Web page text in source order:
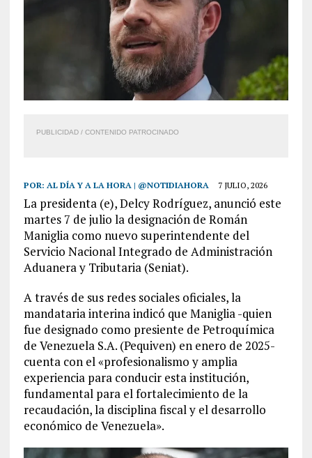
PUBLICIDAD / CONTENIDO PATROCINADO
POR: AL DÍA Y A LA HORA | @NOTIDIAHORA 7 JULIO, 2026
La presidenta (e), Delcy Rodríguez, anunció este
martes 7 de julio la designación de Román
Maniglia como nuevo superintendente del
Servicio Nacional Integrado de Administración
Aduanera y Tributaria (Seniat).
A través de sus redes sociales oficiales, la
mandataria interina indicó que Maniglia -quien
fue designado como presiente de Petroquímica
de Venezuela S.A. (Pequiven) en enero de 2025-
cuenta con el «profesionalismo y amplia
experiencia para conducir esta institución,
fundamental para el fortalecimiento de la
recaudación, la disciplina fiscal y el desarrollo
económico de Venezuela».